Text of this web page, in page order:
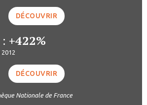
DÉCOUVRIR
+422%
DÉCOUVRIR
Nationale de France